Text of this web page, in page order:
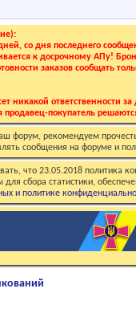
со дня последнего
к досрочному АПу!
заказов сообщать
никакой ответственности
покупатель
форум, рекомендуем
сообщения на форуме и
что 23.05.2018 политика
для сбора статистики,
и политике